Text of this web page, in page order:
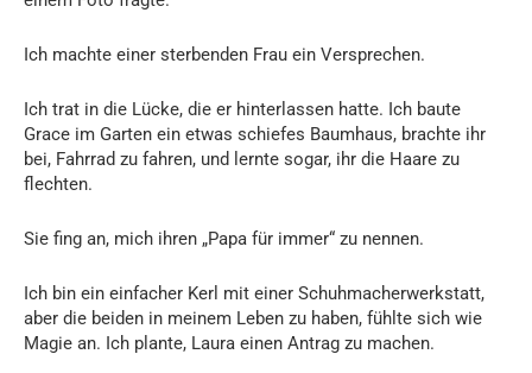
Ich machte einer sterbenden Frau ein Versprechen.
Ich trat in die Lücke, die er hinterlassen hatte. Ich baute
Grace im Garten ein etwas schiefes Baumhaus, brachte ihr
bei, Fahrrad zu fahren, und lernte sogar, ihr die Haare zu
flechten.
Sie fing an, mich ihren „Papa für immer“ zu nennen.
Ich bin ein einfacher Kerl mit einer Schuhmacherwerkstatt,
aber die beiden in meinem Leben zu haben, fühlte sich wie
Magie an. Ich plante, Laura einen Antrag zu machen.